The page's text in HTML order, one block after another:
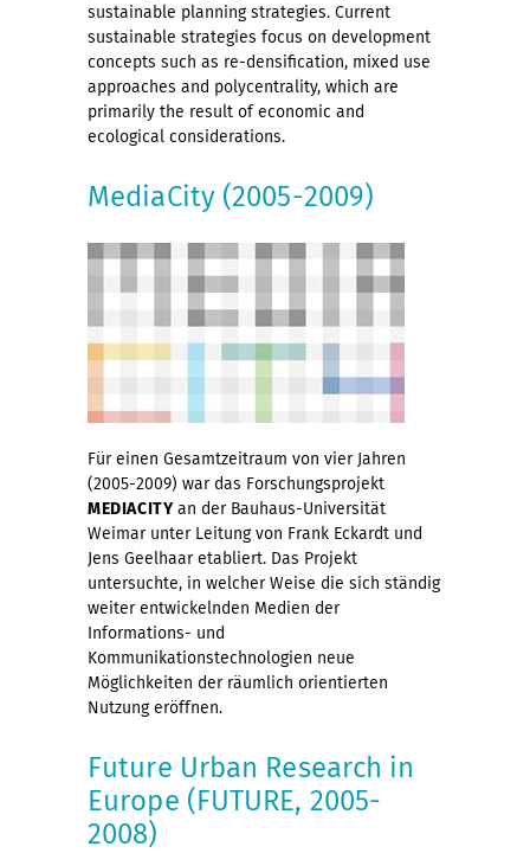
sustainable planning strategies. Current
sustainable strategies focus on development
concepts such as re-densification, mixed use
approaches and polycentrality, which are
primarily the result of economic and
ecological considerations.
MediaCity (2005-2009)
Für einen Gesamtzeitraum von vier Jahren
(2005-2009) war das Forschungsprojekt
MEDIACITYan der Bauhaus-Universität
Weimar unter Leitung von Frank Eckardt und
Jens Geelhaar etabliert. Das Projekt
untersuchte, in welcher Weise die sich ständig
weiter entwickelnden Medien der
Informations- und
Kommunikationstechnologien neue
Möglichkeiten der räumlich orientierten
Nutzung eröffnen.
Future Urban Research in
Europe (FUTURE, 2005-
2008)